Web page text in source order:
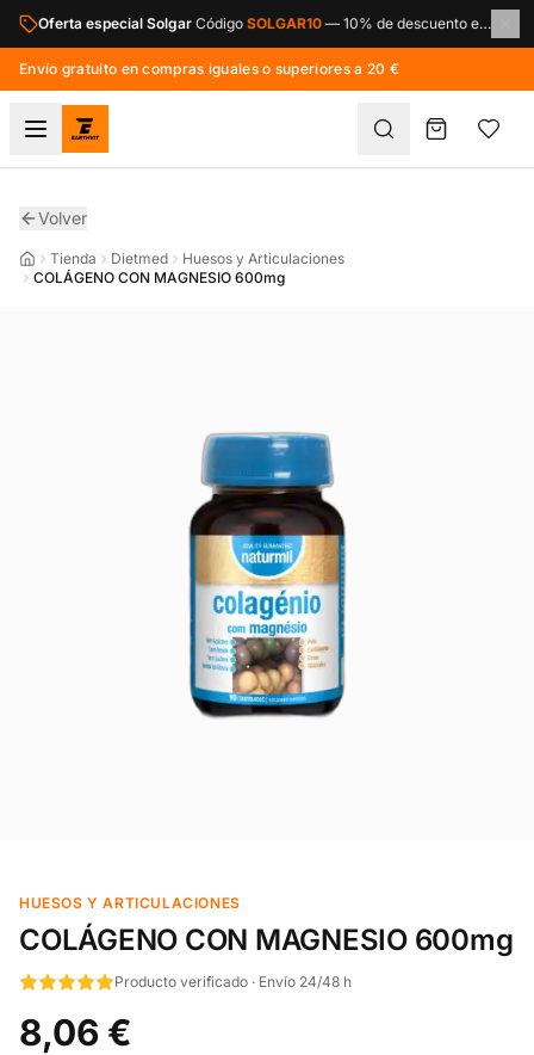
Saltar al contenido principal
Oferta especial Solgar Código SOLGAR10 — 10% de descuento en toda la marca Solgar.
Envío gratuito en compras iguales o superiores a 20 €
Volver
Tienda Dietmed
Huesos y Articulaciones
COLÁGENO CON MAGNESIO 600mg
HUESOS Y ARTICULACIONES
COLÁGENO CON MAGNESIO 600mg
Producto verificado · Envío 24/48 h
8,06 €